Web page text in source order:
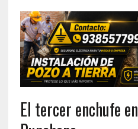
El tercer enchufe